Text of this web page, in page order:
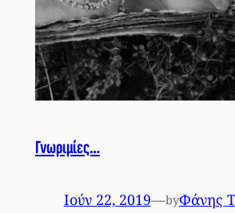
Γνωριμίες…
Ιούν 22, 2019—byΦάνης